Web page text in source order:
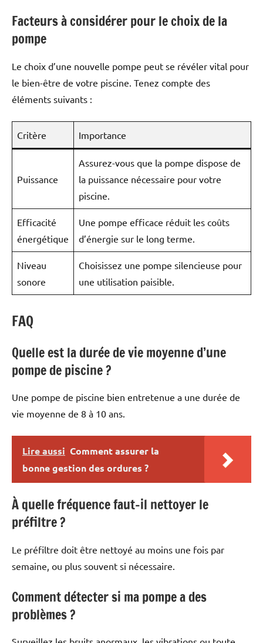
Facteurs à considérer pour le choix de la
pompe
Le choix d’une nouvelle pompe peut se révéler vital pour
le bien-être de votre piscine. Tenez compte des
éléments suivants :
Critère Importance
Puissance
Assurez-vous que la pompe dispose de
la puissance nécessaire pour votre
piscine.
Efficacité
énergétique
Une pompe efficace réduit les coûts
d’énergie sur le long terme.
Niveau
sonore
Choisissez une pompe silencieuse pour
une utilisation paisible.
FAQ
Quelle est la durée de vie moyenne d’une
pompe de piscine ?
Une pompe de piscine bien entretenue a une durée de
vie moyenne de 8 à 10 ans.
Lire aussi Comment assurer la
bonne gestion des ordures ?
À quelle fréquence faut-il nettoyer le
préfiltre ?
Le préfiltre doit être nettoyé au moins une fois par
semaine, ou plus souvent si nécessaire.
Comment détecter si ma pompe a des
problèmes ?